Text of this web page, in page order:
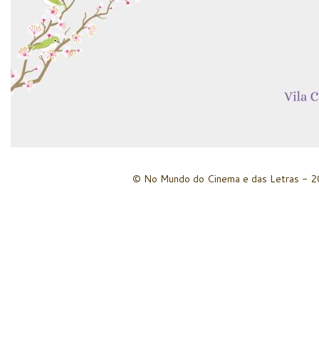
© No Mundo do Cinema e das Letras -